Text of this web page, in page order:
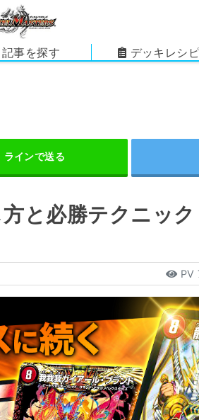
記事を探す デッキレシピ
と必勝テクニッ
PV